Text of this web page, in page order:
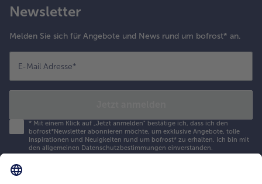
Newsletter
Melden Sie sich für Angebote und News rund um bofrost* an.
E-Mail Adresse*
* Mit einem Klick auf „Jetzt anmelden" bestätige ich, dass ich den
bofrost*Newsletter abonnieren möchte, um exklusive Angebote, tolle
Inspirationen und Neuigkeiten rund um bofrost* zu erhalten. Ich bin mit
den allgemeinen Datenschutzbestimmungen einverstanden.